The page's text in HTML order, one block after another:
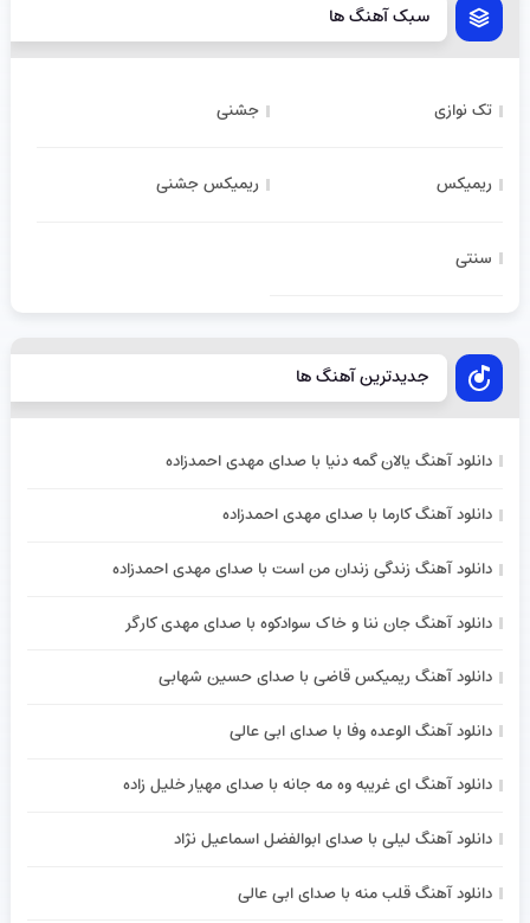
سبک آهنگ ها
تک نوازی جشنی
ریمیکس ریمیکس جشنی
سنتی
جدیدترین آهنگ ها
دانلود آهنگ یالان گمه دنیا با صدای مهدی احمدزاده
دانلود آهنگ کارما با صدای مهدی احمدزاده
دانلود آهنگ زندگی زندان من است با صدای مهدی احمدزاده
دانلود آهنگ جان ننا و خاک سوادکوه با صدای مهدی کارگر
دانلود آهنگ ریمیکس قاضی با صدای حسین شهابی
دانلود آهنگ الوعده وفا با صدای ابی عالی
دانلود آهنگ ای غریبه وه مه جانه با صدای مهیار خلیل زاده
دانلود آهنگ لیلی با صدای ابوالفضل اسماعیل نژاد
دانلود آهنگ قلب منه با صدای ابی عالی